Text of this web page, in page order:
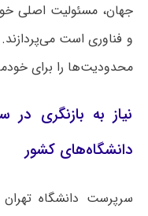
جهان، مسئولیت اصلی
و فناوری است
محدودیت‌ها را برای
نیاز به بازنگری
دانشگاه‌های کشور
سرپرست دانشگاه